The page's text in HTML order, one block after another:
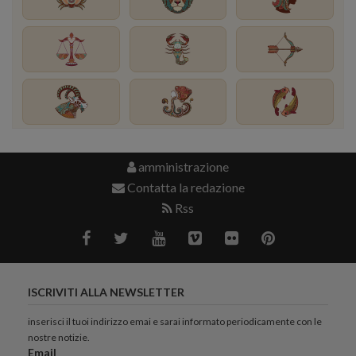
amministrazione
Contatta la redazione
Rss
ISCRIVITI ALLA NEWSLETTER
inserisci il tuoi indirizzo emai e sarai informato periodicamente con le
nostre notizie.
Email